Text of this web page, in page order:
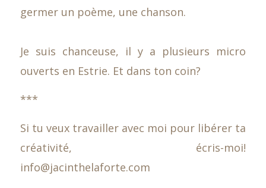
germer un poème, une chanson.
Je suis chanceuse, il y a plusieurs micro
ouverts en Estrie. Et dans ton coin?
***
Si tu veux travailler avec moi pour libérer ta
créativité, écris-moi!
info@jacinthelaforte.com